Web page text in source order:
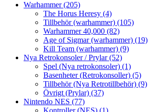
Warhammer(205)
The Horus Heresy (4)
Tillbehör (warhammer) (105)
Warhammer 40,000 (82)
Age of Sigmar (warhammer) (19)
Kill Team (warhammer) (9)
Nya Retrokonsoler / Prylar(52)
Spel (Nya retrokonsoler) (1)
Basenheter (Retrokonsoller) (5)
Tillbehör (Nya Retrotillbehör) (9)
Övrigt (Prylar) (37)
Nintendo NES (77)